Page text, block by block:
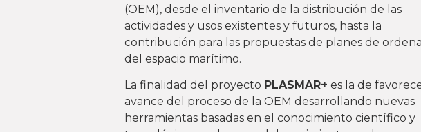
(OEM), desde el inventario de la distribución de las
actividades y usos existentes y futuros, hasta la
contribución para las propuestas de planes de
del espacio marítimo.
La finalidad del proyecto PLASMAR+ es la de
avance del proceso de la OEM desarrollando nuevas
herramientas basadas en el conocimiento científico y